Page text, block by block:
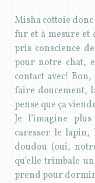
Misha cottoie donc
fur et à mesure et
pris conscience
pour notre chat,
contact avec!
faire doucement,
pense que ça
Je l’imagine
caresser le lapin,
doudou (oui,
qu’elle trimbale
prend pour